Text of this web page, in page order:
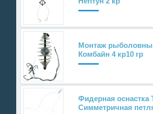
Монтаж
Комбайн 4 кр10 гр
Фидерная оснастка
Симметричная